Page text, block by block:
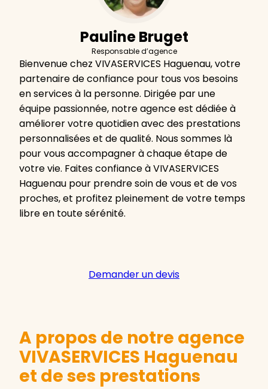
Pauline Bruget
Responsable d’agence
Bienvenue chez VIVASERVICES Haguenau, votre
partenaire de confiance pour tous vos besoins
en services à la personne. Dirigée par une
équipe passionnée, notre agence est dédiée à
améliorer votre quotidien avec des prestations
personnalisées et de qualité. Nous sommes là
pour vous accompagner à chaque étape de
votre vie. Faites confiance à VIVASERVICES
Haguenau pour prendre soin de vous et de vos
proches, et profitez pleinement de votre temps
libre en toute sérénité.
Demander un devis
A propos de notre agence
VIVASERVICES Haguenau
et de ses prestations